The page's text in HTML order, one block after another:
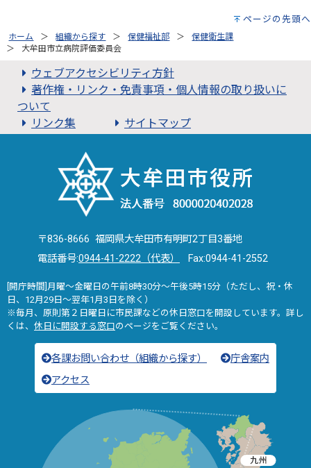
ページの先頭へ
ホーム 組織から探す 保健福祉部
保健衛生課
大牟田市立病院評価委員会
ウェブアクセシビリティ方針
著作権・リンク・免責事項・個人情報の取り扱いに
ついて
リンク集
サイトマップ
〒836-8666 福岡県大牟田市有明町2丁目3番地
電話番号:0944-41-2222（代表） Fax:0944-41-2552
[開庁時間]月曜～金曜日の午前8時30分～午後5時15分（ただし、祝・休
日、12月29日～翌年1月3日を除く）
※毎月、原則第２日曜日に市民課などの休日窓口を開設しています。詳し
くは、 休日に開設する窓口のページをご覧ください。
各課お問い合わせ（組織から探す）
庁舎案内
アクセス